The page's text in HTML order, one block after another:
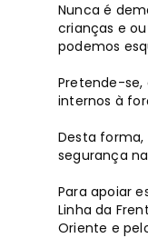
Nunca é
crianças e
podemos
Pretende-se,
internos à
Desta
segurança
Para apoiar
Linha da
Oriente e